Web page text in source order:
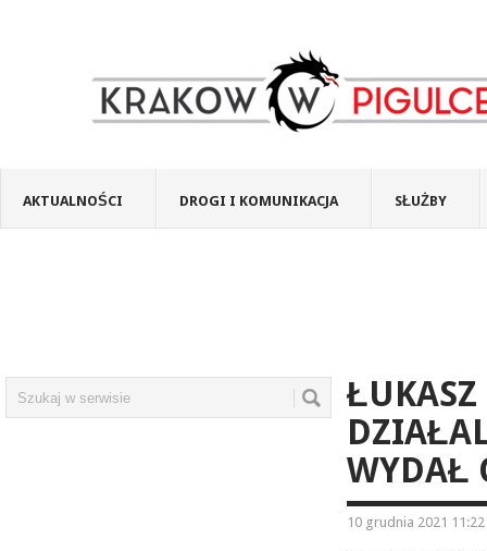
AKTUALNOŚCI DROGI I KOMUNIKACJA SŁUŻBY
ŁUKASZ
WYDAŁ
10 grudnia 2021 11:22